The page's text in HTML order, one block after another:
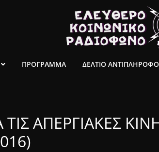
ΠΡΟΓΡΑΜΜΑ ΔΕΛΤΙΟ
ΑΠΕΡΓΙΑΚΕΣ